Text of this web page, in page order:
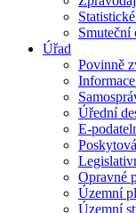
Smuteční
Úřad
Povinně
Úřední
E-
Opravné
Územní
Územní